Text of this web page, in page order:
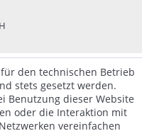
den technischen Betrieb
stets gesetzt werden.
Benutzung dieser Website
oder die Interaktion mit
vereinfachen